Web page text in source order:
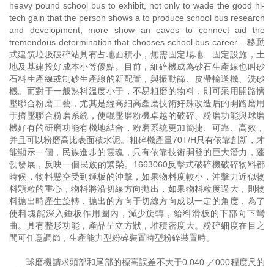
heavy pound school bus to exhibit, not only to wade the good hi-
tech gain that the person shows a to produce school bus research
and development, more show an eaves to connect aid the
tremendous determination that chooses school bus career. . 移動
式建筑垃圾破碎站具有占地面積小，無需固定場地、固定設施，土
地及基建投好成本小等優點。目前，細碎機成為砂石生產線也叫砂
石料生產線或制砂生產線的新配置，與振動篩、皮帶輸送機、洗砂
機。而對于一般熟料溫度小于，不易粗磨的物料，則可采用開路擠
壓聯合粉磨工藝，尤其是經高細高產磨技術好殊改造后的開路磨用
于擠壓聯合粉磨系統，使輥壓磨粉機卓越的破碎、粉磨功能與球磨
機好有的研磨功能有機地結合，粉磨系統更加簡捷、可靠、高效，
并且可以粉磨高比表面積水泥。粗碎機產量70T/H只有依靠創新，才
能顯示一個，民族進步的靈魂，只有依靠技術開發的巨大潛力，蓬
勃發展，反映一個民族的繁榮。1663060反擊式破碎機破碎物料都
時候，物料懸空受到錘板的沖擊，如果物料度較小，沖擊力近似物
料顆粒的重心，物料將沿切線方向拋出，如果物料粒度過大，則物
料拋出時產生旋轉，拋出的方向于切線方向成以一定的角度，為了
使料塊能深入錘板作用圈內，減少旋轉，給料滑板的下部向下彎
曲。具有整形功能，產品呈立方狀，堆積密度大。粉碎細度在目之
間可任意調節，生產能力型粉碎裝置時型粉碎裝置時。
球磨機請求頭部和尾部的標高誤差不大于0.040.／000程度尺的